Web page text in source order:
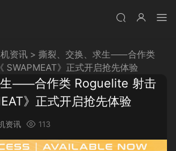
资讯 > 撕裂、交换、求生⸺合作类
SWAPMEAT》正式开启抢先体验
生⸺合作类 Roguelite 射击
》正式开启抢先体验
资讯 113